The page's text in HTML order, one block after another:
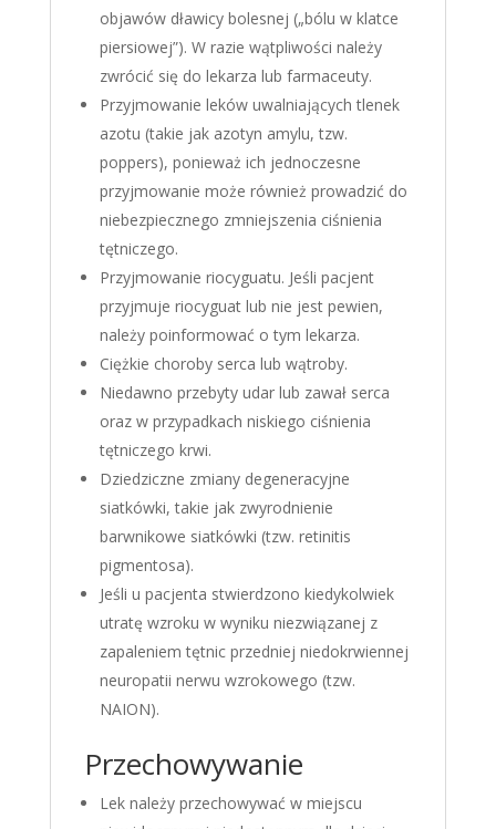
objawów dławicy bolesnej („bólu w klatce
piersiowej”). W razie wątpliwości należy
zwrócić się do lekarza lub farmaceuty.
Przyjmowanie leków uwalniających tlenek
azotu (takie jak azotyn amylu, tzw.
poppers), ponieważ ich jednoczesne
przyjmowanie może również prowadzić do
niebezpiecznego zmniejszenia ciśnienia
tętniczego.
Przyjmowanie riocyguatu. Jeśli pacjent
przyjmuje riocyguat lub nie jest pewien,
należy poinformować o tym lekarza.
Ciężkie choroby serca lub wątroby.
Niedawno przebyty udar lub zawał serca
oraz w przypadkach niskiego ciśnienia
tętniczego krwi.
Dziedziczne zmiany degeneracyjne
siatkówki, takie jak zwyrodnienie
barwnikowe siatkówki (tzw. retinitis
pigmentosa).
Jeśli u pacjenta stwierdzono kiedykolwiek
utratę wzroku w wyniku niezwiązanej z
zapaleniem tętnic przedniej niedokrwiennej
neuropatii nerwu wzrokowego (tzw.
NAION).
Przechowywanie
Lek należy przechowywać w miejscu